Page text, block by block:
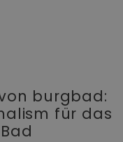
burgbad:
für das